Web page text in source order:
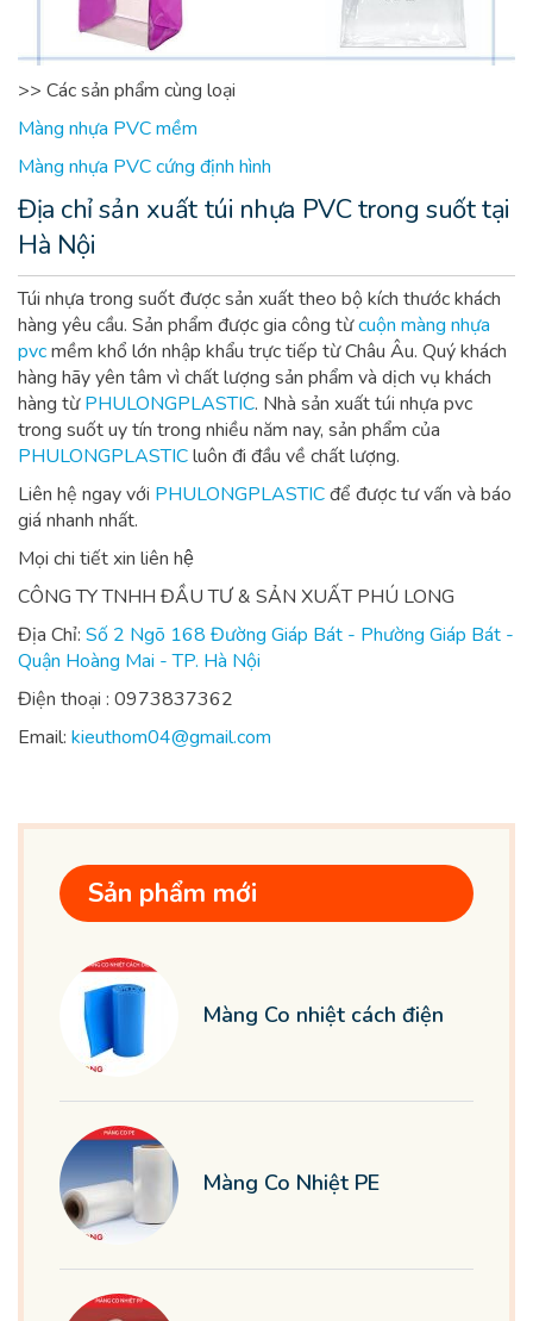
>> Các sản phẩm cùng loại
Màng nhựa PVC mềm
Màng nhựa PVC cứng định hình
Địa chỉ sản xuất túi nhựa PVC trong suốt tại
Hà Nội
Túi nhựa trong suốt được sản xuất theo bộ kích thước khách
hàng yêu cầu. Sản phẩm được gia công từcuộn màng nhựa
pvcmềm khổ lớn nhập khẩu trực tiếp từ Châu Âu. Quý khách
hàng hãy yên tâm vì chất lượng sản phẩm và dịch vụ khách
hàng từPHULONGPLASTIC. Nhà sản xuất túi nhựa pvc
trong suốt uy tín trong nhiều năm nay, sản phẩm của
PHULONGPLASTICluôn đi đầu về chất lượng.
Liên hệ ngay với PHULONGPLASTICđể được tư vấn và báo
giá nhanh nhất.
Mọi chi tiết xin liên hệ
CÔNG TY TNHH ĐẦU TƯ & SẢN XUẤT PHÚ LONG
Địa Chỉ: Số 2 Ngõ 168 Đường Giáp Bát - Phường Giáp Bát -
Quận Hoàng Mai - TP. Hà Nội
Điện thoại : 0973837362
Email: kieuthom04@gmail.com
Sản phẩm mới
Màng Co nhiệt cách điện
Màng Co Nhiệt PE